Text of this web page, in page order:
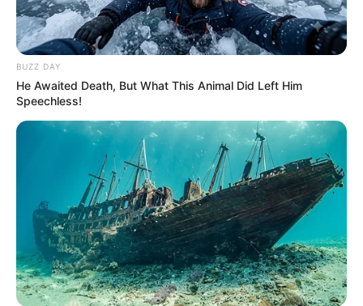
BUZZ DAY
He Awaited Death, But What This Animal Did Left Him
Speechless!